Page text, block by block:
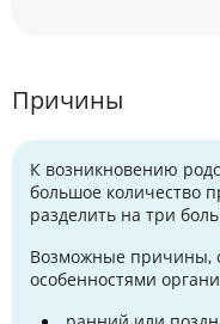
Причины
К возникновению
большое количество
разделить на три
Возможные причины,
особенностями